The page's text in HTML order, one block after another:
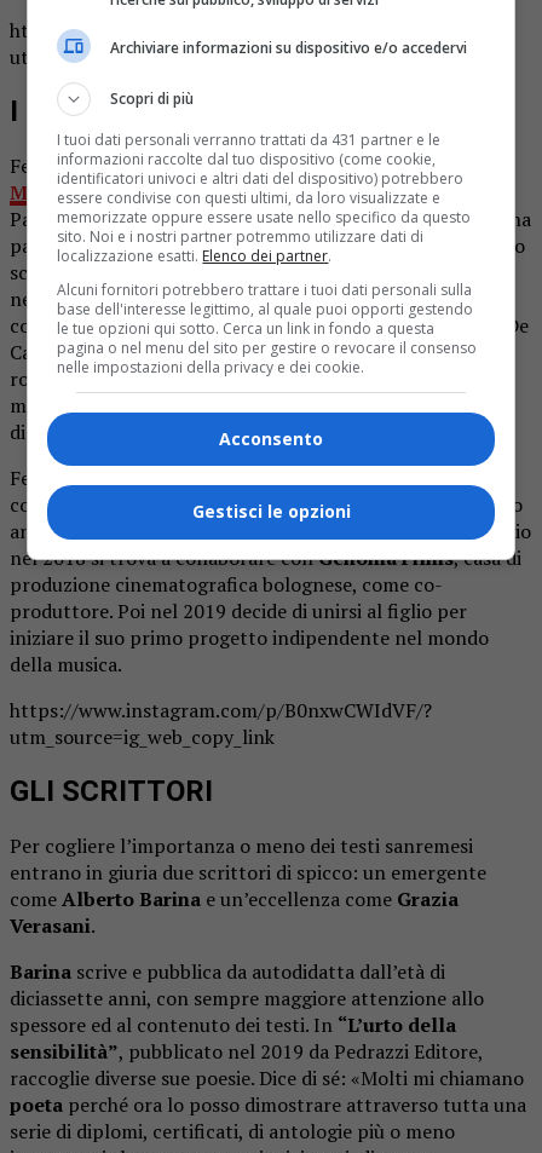
https://www.instagram.com/p/BzSZZ9enGga/?
utm_source=ig_web_copy_link
I DISCOGRAFICI
Federico e Claudio Stefani sono i fondatori diVertical
Music, agenzia di management musical nata nel 2019.
Padre e figlio,Federico e Claudio Stefanicondividono una
passione segreta per la musica, fino a quando vengono allo
scoperto e insieme decidono di unire le forze per lanciarsi
nell’industria culturale con la stipulazione del primo
contratto avvenuta con il cantautore pugliese Giuseppe De
Candia, in arte Deca . Poche settimane dopo entra nel
roster ancheAlessandra Valenzanoe l’agenzia di
management si trasforma in una vera e propria etichetta
discografica indipendente.
Federico è studente in Scienze della Comunicazione,
collabora a stretto contatto conManita Dischi
e ha avuto
anche esperienze di management per diversi artisti. Claudio
nel 2018 si trova a collaborare conGenoma Films, casa di
produzione cinematografica bolognese, come co-
produttore. Poi nel 2019 decide di unirsi al figlio per
iniziare il suo primo progetto indipendente nel mondo
della musica.
https://www.instagram.com/p/B0nxwCWIdVF/?
utm_source=ig_web_copy_link
GLI SCRITTORI
Per cogliere l’importanza o meno dei testi sanremesi
entrano in giuria due scrittori di spicco: un emergente
comeAlberto Barina e un’eccellenza come Grazia
Verasani.
Barina scrive e pubblica da autodidatta dall’età di
diciassette anni, con sempre maggiore attenzione allo
spessore ed al contenuto dei testi. In “L’urto della
sensibilità”, pubblicato nel 2019 da Pedrazzi Editore,
raccoglie diverse sue poesie. Dice di sé: «Molti mi chiamano
poeta perché ora lo posso dimostrare attraverso tutta una
serie di diplomi, certificati, di antologie più o meno
Archiviare informazioni su dispositivo e/o accedervi
Scopri di più
I tuoi dati personali verranno trattati da 431 partner e le
informazioni raccolte dal tuo dispositivo (come cookie,
identificatori univoci e altri dati del dispositivo) potrebbero
essere condivise con questi ultimi, da loro visualizzate e
memorizzate oppure essere usate nello specifico da questo
sito. Noi e i nostri partner potremmo utilizzare dati di
localizzazione esatti. Elenco dei partner.
Alcuni fornitori potrebbero trattare i tuoi dati personali sulla
base dell'interesse legittimo, al quale puoi opporti gestendo
le tue opzioni qui sotto. Cerca un link in fondo a questa
pagina o nel menu del sito per gestire o revocare il consenso
nelle impostazioni della privacy e dei cookie.
Acconsento
Gestisci le opzioni